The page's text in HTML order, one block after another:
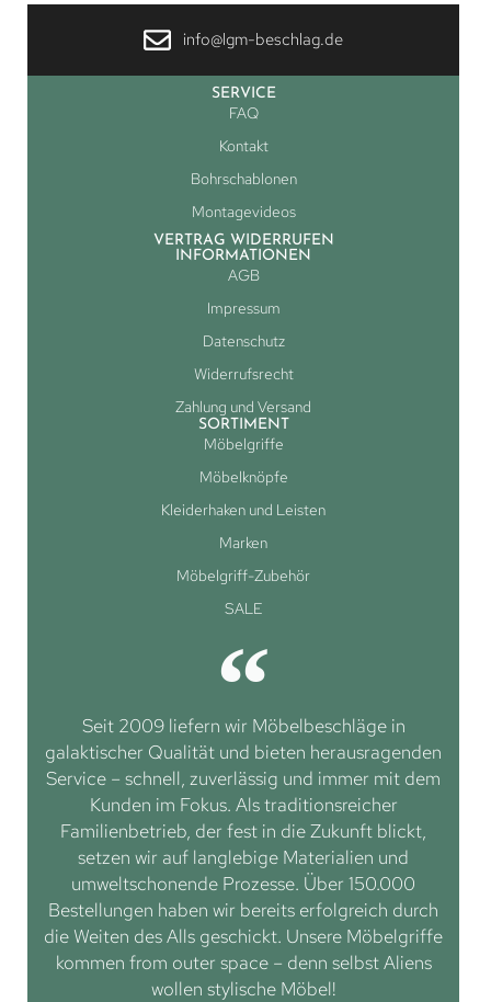
info@lgm-beschlag.de
SERVICE
FAQ
Kontakt
Bohrschablonen
Montagevideos
VERTRAG WIDERRUFEN
INFORMATIONEN
AGB
Impressum
Datenschutz
Widerrufsrecht
Zahlung und Versand
SORTIMENT
Möbelgriffe
Möbelknöpfe
Kleiderhaken und Leisten
Marken
Möbelgriff-Zubehör
SALE
Seit 2009 liefern wir Möbelbeschläge in
galaktischer Qualität und bieten herausragenden
Service – schnell, zuverlässig und immer mit dem
Kunden im Fokus. Als traditionsreicher
Familienbetrieb, der fest in die Zukunft blickt,
setzen wir auf langlebige Materialien und
umweltschonende Prozesse. Über 150.000
Bestellungen haben wir bereits erfolgreich durch
die Weiten des Alls geschickt. Unsere Möbelgriffe
kommen from outer space – denn selbst Aliens
wollen stylische Möbel!